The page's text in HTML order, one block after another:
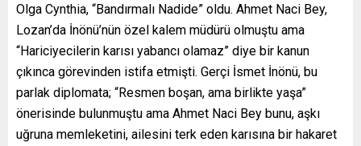
Olga Cynthia, “Bandırmalı Nadide” oldu. Ahmet Naci Bey,
Lozan’da İnönü’nün özel kalem müdürü olmuştu ama
“Hariciyecilerin karısı yabancı olamaz” diye bir kanun
çıkınca görevinden istifa etmişti. Gerçi İsmet İnönü, bu
parlak diplomata; “Resmen boşan, ama birlikte yaşa”
önerisinde bulunmuştu ama Ahmet Naci Bey bunu, aşkı
uğruna memleketini, ailesini terk eden karısına bir hakaret